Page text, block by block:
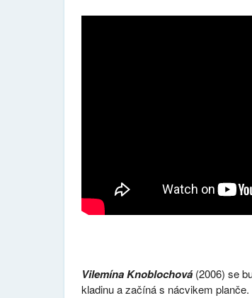
Vilemína Knoblochová(2006) se
kladinu a začíná s nácvikem planče.